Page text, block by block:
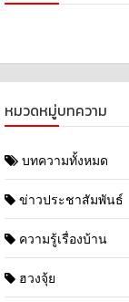
หมวดหมู่บทความ
บทความทั้งหมด
ข่าวประชาสัมพันธ์
ความรู้เรื่องบ้าน
ฮวงจุ้ย